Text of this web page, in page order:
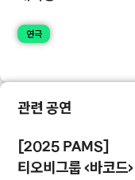
연극
관련 공연
[2025 PAMS]
티오비그룹 <바코드>